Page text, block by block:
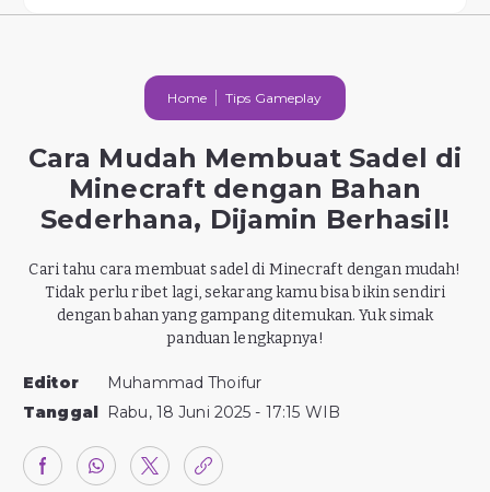
Home Tips Gameplay
Cara Mudah Membuat Sadel di
Minecraft dengan Bahan
Sederhana, Dijamin Berhasil!
Cari tahu cara membuat sadel di Minecraft dengan mudah!
Tidak perlu ribet lagi, sekarang kamu bisa bikin sendiri
dengan bahan yang gampang ditemukan. Yuk simak
panduan lengkapnya!
Editor
Muhammad Thoifur
Tanggal Rabu, 18 Juni 2025 - 17:15 WIB